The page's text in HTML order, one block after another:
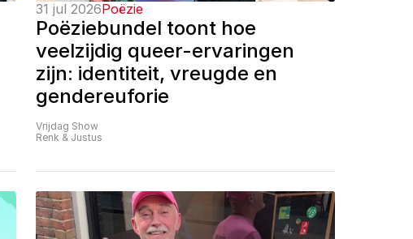
31 jul 2026Poëzie
Poëziebundel toont hoe
veelzijdig queer-ervaringen
zijn: identiteit, vreugde en
gendereuforie
Vrijdag Show
Renk & Justus